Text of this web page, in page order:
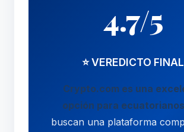
4.7/5
⭐ VEREDICTO FINAL
Crypto.com es una
opción para ecuatorianos
buscan una plataforma